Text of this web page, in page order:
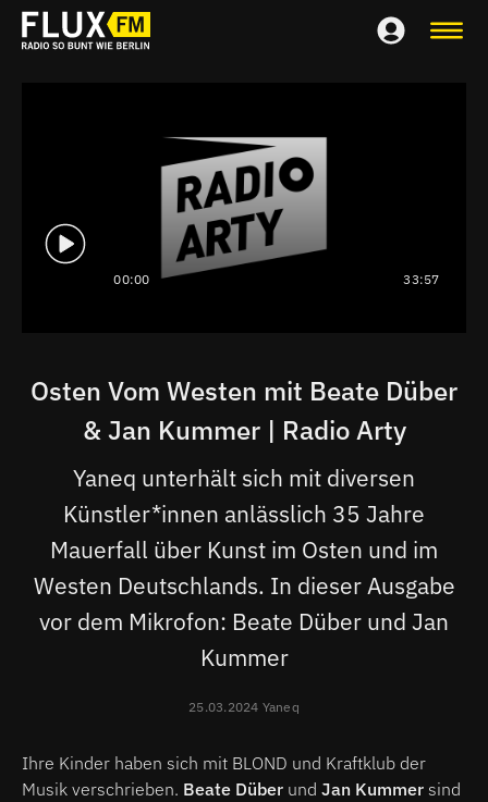
00:00 33:57
Osten Vom Westen mit Beate Düber
& Jan Kummer | Radio Arty
Yaneq unterhält sich mit diversen
Künstler*innen anlässlich 35 Jahre
Mauerfall über Kunst im Osten und im
Westen Deutschlands. In dieser Ausgabe
vor dem Mikrofon: Beate Düber und Jan
Kummer
25.03.2024 Yaneq
Ihre Kinder haben sich mit BLOND und Kraftklub der
Musik verschrieben. Beate Düber und Jan Kummer sind